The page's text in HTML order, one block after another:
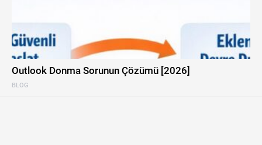
BLOG
Outlook Donma Sorunun Çözümü [2026]